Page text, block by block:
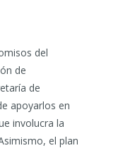
del
de
de
apoyarlos en
involucra la
el plan